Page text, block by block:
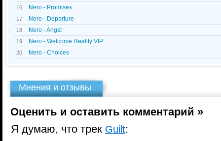
16 Nero - Promises
17 Nero - Departure
18 Nero - Angst
19 Nero - Welcome Reality VIP
20 Nero - Choices
Мнения и отзывы
Оценить и оставить комментарий »
Я думаю, что трек Guilt: